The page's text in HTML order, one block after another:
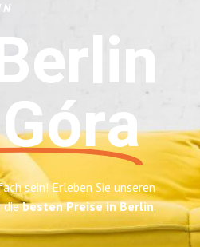
sein! Erleben Sie unseren
diebesten Preise in Berlin.